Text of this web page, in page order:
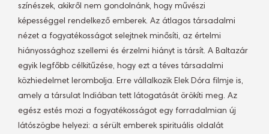
színészek, akikről nem gondolnánk, hogy művészi
képességgel rendelkező emberek. Az átlagos társadalmi
nézet a fogyatékosságot selejtnek minősíti, az értelmi
hiányossághoz szellemi és érzelmi hiányt is társít. A Baltazár
egyik legfőbb célkitűzése, hogy ezt a téves társadalmi
közhiedelmet lerombolja. Erre vállalkozik Elek Dóra filmje is,
amely a társulat Indiában tett látogatását örökíti meg. Az
egész estés mozi a fogyatékosságot egy forradalmian új
látószögbe helyezi: a sérült emberek spirituális oldalát